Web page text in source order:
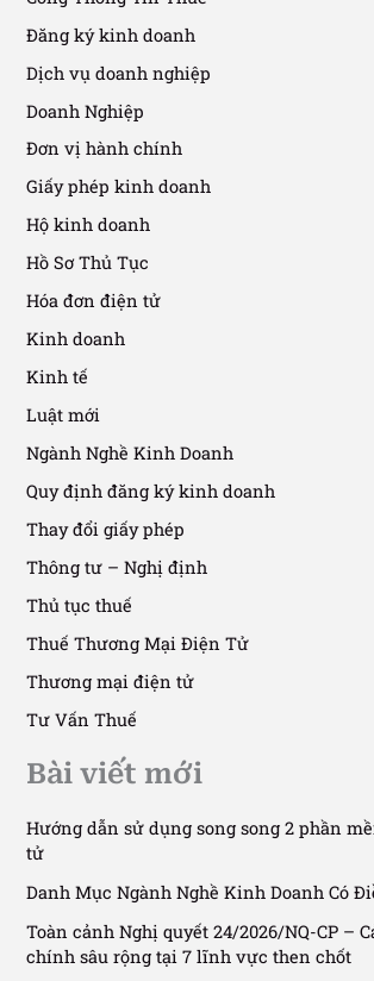
Đăng ký kinh doanh
Dịch vụ doanh nghiệp
Doanh Nghiệp
Đơn vị hành chính
Giấy phép kinh doanh
Hộ kinh doanh
Hồ Sơ Thủ Tục
Hóa đơn điện tử
Kinh doanh
Kinh tế
Luật mới
Ngành Nghề Kinh Doanh
Quy định đăng ký kinh doanh
Thay đổi giấy phép
Thông tư – Nghị định
Thủ tục thuế
Thuế Thương Mại Điện Tử
Thương mại điện tử
Tư Vấn Thuế
Bài viết mới
Hướng dẫn sử dụng song song 2 phần
tử
Danh Mục Ngành Nghề Kinh Doanh Có
Toàn cảnh Nghị quyết 24/2026/NQ-CP –
chính sâu rộng tại 7 lĩnh vực then chốt